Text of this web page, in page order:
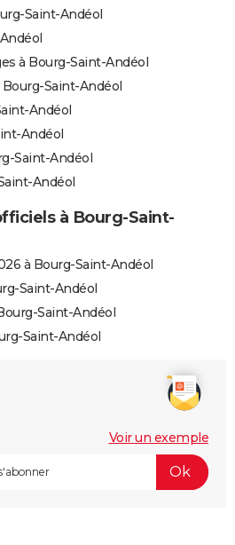
Saint-Andéol
à Bourg-Saint-Andéol
Saint-Andéol
Andéol
Andéol
Saint-Andéol
Andéol
à Bourg-Saint-
à Bourg-Saint-Andéol
Saint-Andéol
Saint-Andéol
Saint-Andéol
Voir un exemple